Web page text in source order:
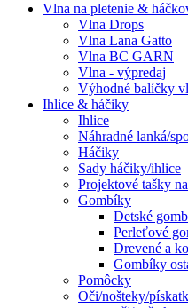
Vlna na pletenie &
Vlna Drops
Vlna Lana Gatto
Vlna BC GARN
Vlna - výpredaj
Výhodné balíčky
Ihlice & háčiky
Ihlice
Náhradné lanká/
Háčiky
Sady háčiky/ihlice
Projektové tašky
Gombíky
Detské
Perleťové
Drevené a
Gombíky
Pomôcky
Oči/nošteky/